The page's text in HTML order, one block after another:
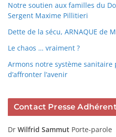
Notre soutien aux familles du
Sergent Maxime Pillitieri
Dette de la sécu, ARNAQUE de
Le chaos … vraiment ?
Armons notre système sanitaire
d’affronter l’avenir
Contact Presse
Dr Wilfrid Sammut Porte-parole